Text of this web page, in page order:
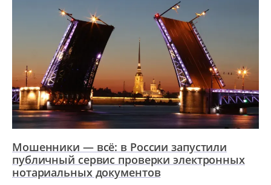
Мошенники — всё: в России запустили
публичный сервис проверки электронных
нотариальных документов